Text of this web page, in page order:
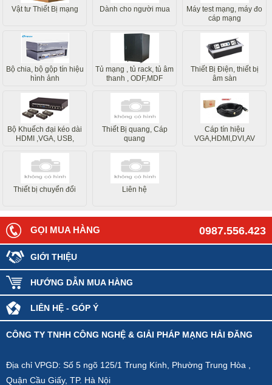
Vật tư Thiết Bị mạng Dành cho người mua
Máy test mạng, máy đo
cáp mạng
Bộ chia, bộ gộp tín hiệu
hình ảnh
Tủ mạng , tủ rack, tủ âm
thanh , ODF,MDF
Thiết Bị Điện, thiết bị
âm sàn
Bộ Khuếch đại kéo dài
HDMI ,VGA, USB,
Thiết Bị quang, Cáp
quang
Cáp tín hiệu
VGA,HDMI,DVI,AV
Thiết bị chuyển đổi Liên hệ
0987.556.423
GỌI MUA HÀNG
GIỚI THIỆU
HƯỚNG DẪN MUA HÀNG
LIÊN HỆ - GÓP Ý
CÔNG TY TNHH CÔNG NGHỆ & GIẢI PHÁP MẠNG HẢI ĐĂNG
Địa chỉ VPGD: Số 5 ngõ 125/1 Trung Kính, Phường Trung Hòa ,
Quận Cầu Giấy, TP. Hà Nội